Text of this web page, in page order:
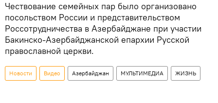
Чествование семейных пар было организовано
посольством России и представительством
Россотрудничества в Азербайджане при участии
Бакинско-Азербайджанской епархии Русской
православной церкви.
Новости Видео Азербайджан МУЛЬТИМЕДИА ЖИЗНЬ